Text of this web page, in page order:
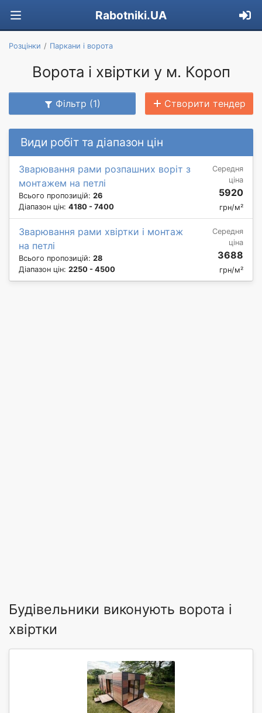
Rabotniki.UA
Розцінки Паркани і ворота
Ворота і хвіртки у м. Короп
Фільтр (1) Створити тендер
Види робіт та діапазон цін
Зварювання рами розпашних воріт з
монтажем на петлі
Всього пропозицій: 26
Діапазон цін: 4180 - 7400
Середня
ціна
5920
грн/м²
Зварювання рами хвіртки і монтаж
на петлі
Всього пропозицій: 28
Діапазон цін: 2250 - 4500
Середня
ціна
3688
грн/м²
Будівельники виконують ворота і
хвіртки